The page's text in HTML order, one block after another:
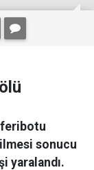
sonucu
yaralandı.